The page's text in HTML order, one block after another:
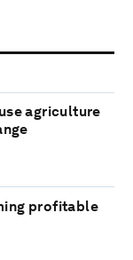
use agriculture
profitable